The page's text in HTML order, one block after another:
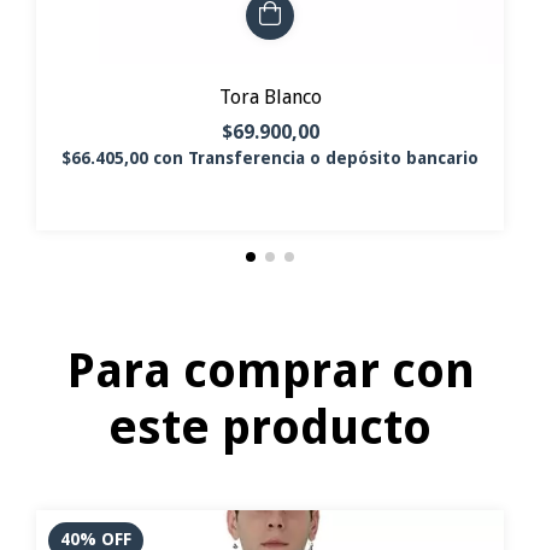
Tora Blanco
$69.900,00
$66.405,00 con Transferencia o depósito bancario
Para comprar con
este producto
40% OFF